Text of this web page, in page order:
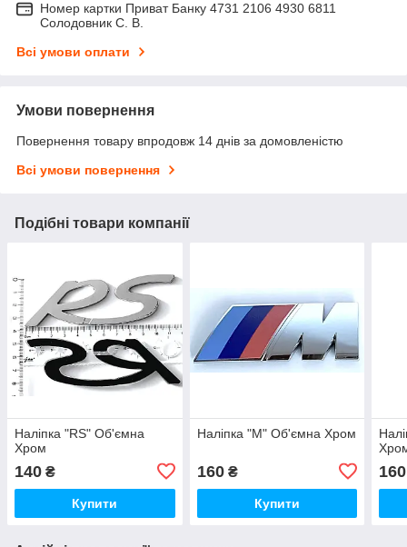
Номер картки Приват Банку 4731 2106 4930 6811
Солодовник С. В.
Всі умови оплати
Умови повернення
Повернення товару впродовж 14 днів за домовленістю
Всі умови повернення
Подібні товари компанії
Наліпка "RS" Об'ємна
Хром
140 ₴
Купити
Наліпка "М" Об'ємна Хром
160₴
Купити
160